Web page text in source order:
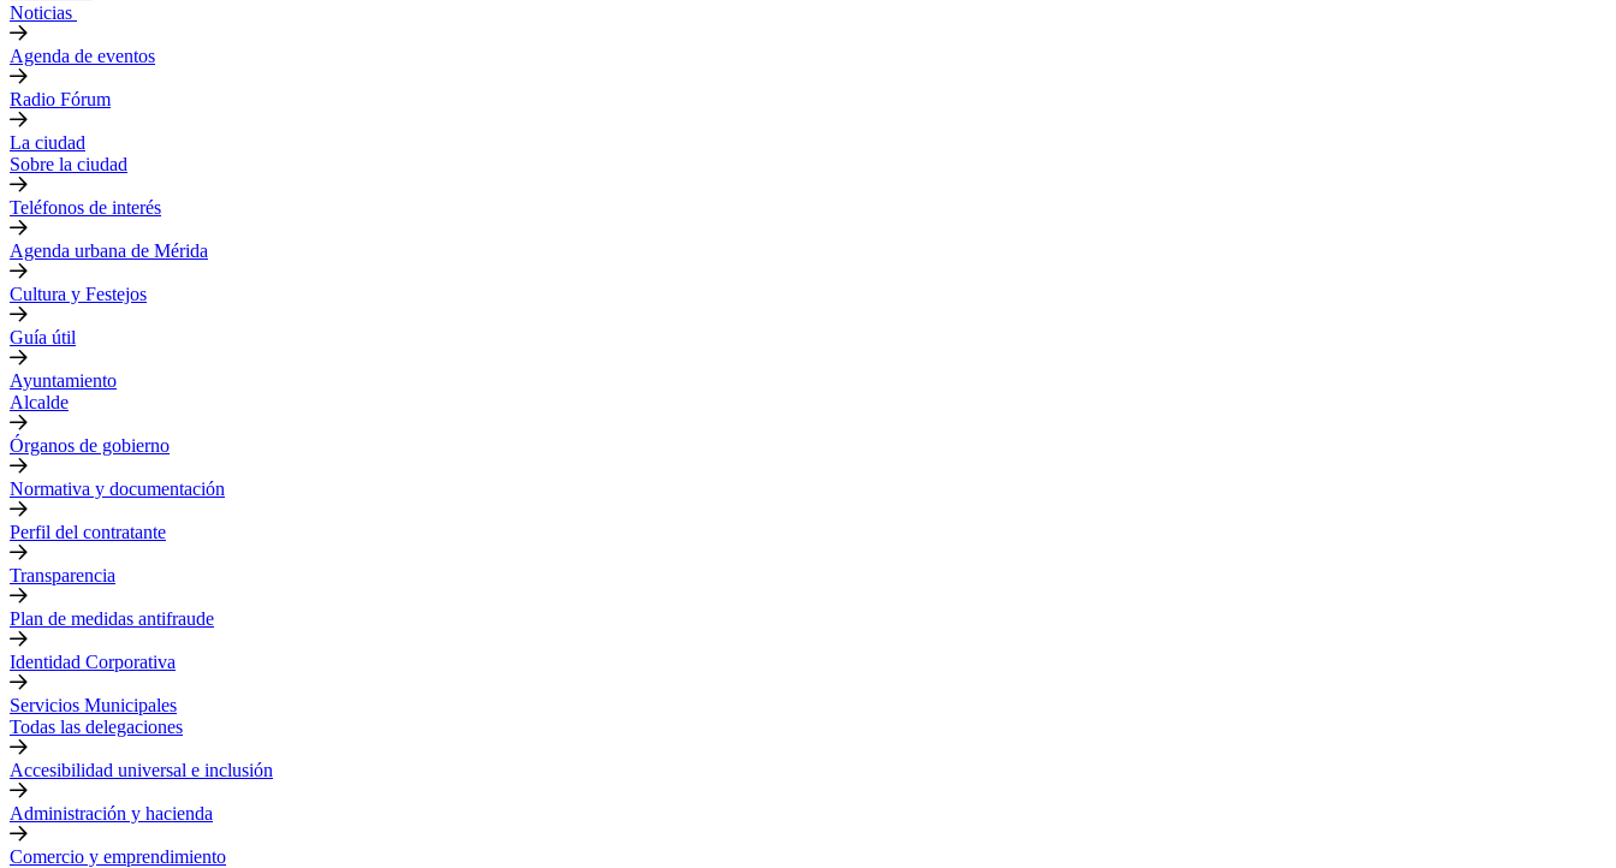
Noticias
Agenda de eventos
Radio Fórum
La ciudad
Sobre la ciudad
Teléfonos de interés
Agenda urbana de Mérida
Cultura y Festejos
Guía útil
Ayuntamiento
Alcalde
Órganos de gobierno
Normativa y documentación
Perfil del contratante
Transparencia
Plan de medidas antifraude
Identidad Corporativa
Servicios Municipales
Todas las delegaciones
Accesibilidad universal e inclusión
Administración y hacienda
Comercio y emprendimiento